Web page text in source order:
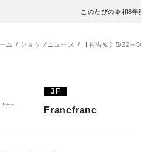
このたびの令和8
アクセス
ム ショップニュース 【再告知】5/22～
3F
Francfranc